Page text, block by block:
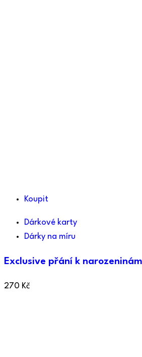
Koupit
Dárkové karty
Dárky na míru
Exclusive přání k
270 Kč